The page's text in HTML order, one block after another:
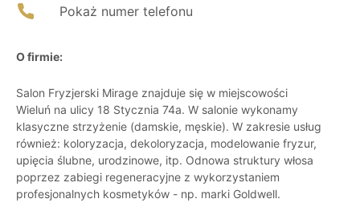
Pokaż numer telefonu
O firmie:
Salon Fryzjerski Mirage znajduje się w miejscowości
Wieluń na ulicy 18 Stycznia 74a. W salonie wykonamy
klasyczne strzyżenie (damskie, męskie). W zakresie usług
również: koloryzacja, dekoloryzacja, modelowanie fryzur,
upięcia ślubne, urodzinowe, itp. Odnowa struktury włosa
poprzez zabiegi regeneracyjne z wykorzystaniem
profesjonalnych kosmetyków - np. marki Goldwell.